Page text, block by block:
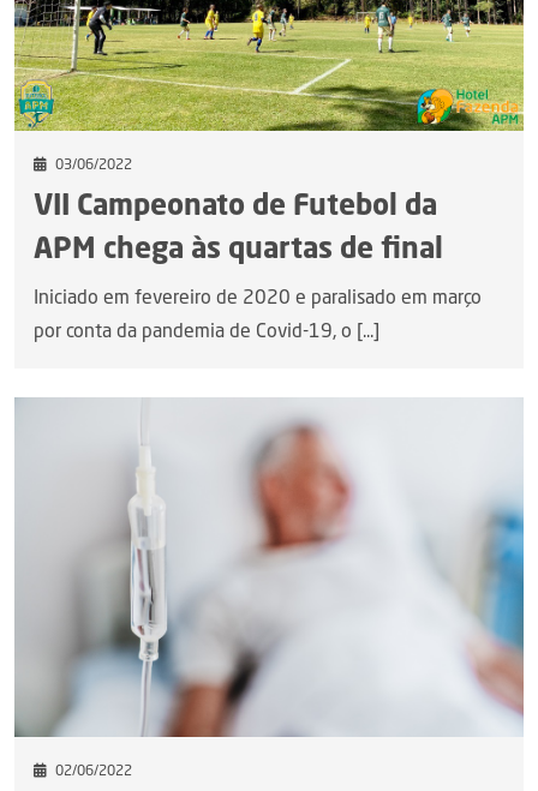
03/06/2022
VII Campeonato de Futebol da
APM chega às quartas de final
Iniciado em fevereiro de 2020 e paralisado em março
por conta da pandemia de Covid-19, o [...]
02/06/2022